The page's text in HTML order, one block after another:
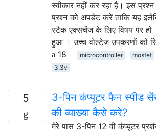
स्वीकार नहीं कर रहा है। इस
प्रश्न को अपडेट करें ताकि यह
स्टैक एक्सचेंज के लिए विषय पर
हुआ । उच्च वोल्टेज उपकरणों को
18
microcontroller mosfet
3.3v
5
3-पिन कंप्यूटर फैन स्पीड
की व्याख्या कैसे करें?
मेरे पास 3-पिन 12 वी कंप्यूटर